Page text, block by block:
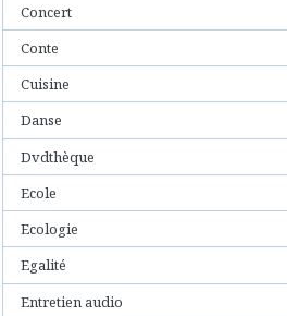
Concert
Conte
Cuisine
Danse
Dvdthèque
Ecole
Ecologie
Egalité
Entretien audio